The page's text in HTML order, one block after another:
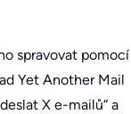
spravovat pomocí
Yet Another Mail
X e-mailů“ a